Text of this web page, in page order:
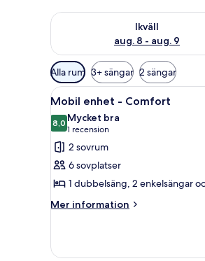
Ikväll
aug. 8 - aug. 9
Kontrollera tillgängligheten för
Tillgängliga
filter
för
rum
Alla rum 3+ sängar 2 sängar
Öppna
alla
foton
för
Mobil
enhet
-
Comfort
7
Mobil enhet - Comfort
8,08,0 av 10
Mycket bra
1 recension
(1 recension)
2 sovrum
6 sovplatser
1 dubbelsäng, 2 enkelsängar
Mer information
Mer
enhet